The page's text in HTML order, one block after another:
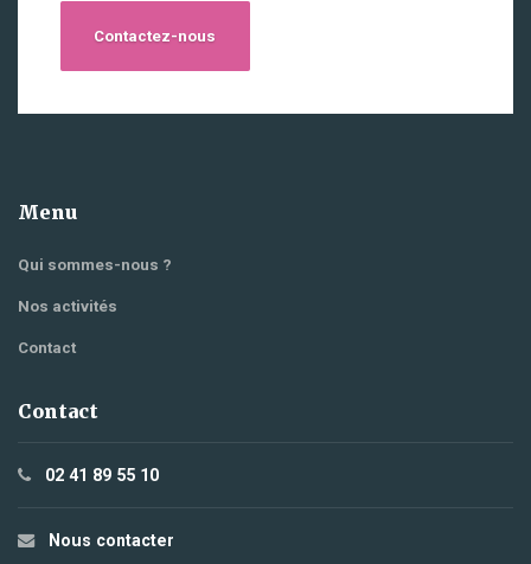
Contactez-nous
Menu
Qui sommes-nous ?
Nos activités
Contact
Contact
02 41 89 55 10
Nous contacter